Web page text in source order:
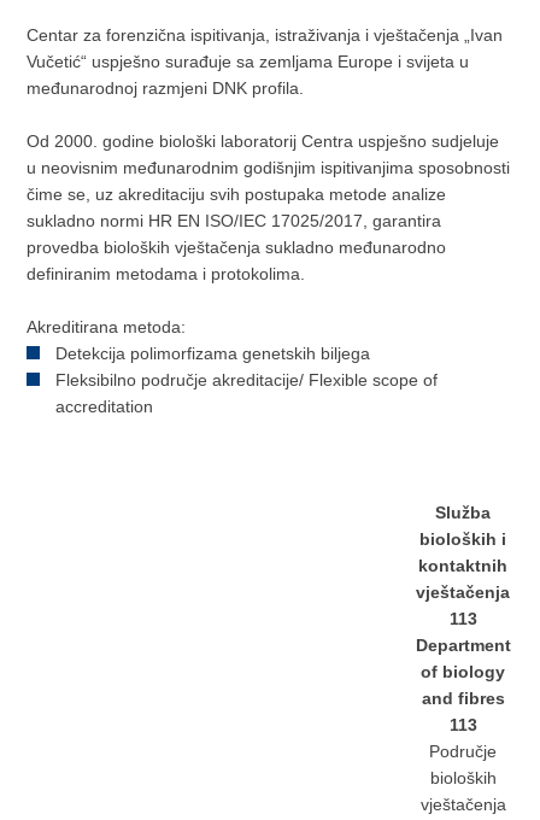
Centar za forenzična ispitivanja, istraživanja i vještačenja „Ivan
Vučetić“ uspješno surađuje sa zemljama Europe i svijeta u
međunarodnoj razmjeni DNK profila.
Od 2000. godine biološki laboratorij Centra uspješno sudjeluje
u neovisnim međunarodnim godišnjim ispitivanjima sposobnosti
čime se, uz akreditaciju svih postupaka metode analize
sukladno normi HR EN ISO/IEC 17025/2017, garantira
provedba bioloških vještačenja sukladno međunarodno
definiranim metodama i protokolima.
Akreditirana metoda:
Detekcija polimorfizama genetskih biljega
Fleksibilno područje akreditacije/ Flexible scope of
accreditation
Služba
bioloških i
kontaktnih
vještačenja
113
Department
of biology
and fibres
113
Područje
bioloških
vještačenja